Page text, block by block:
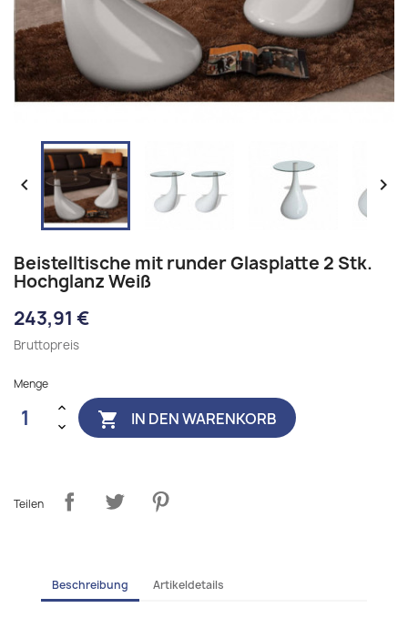
 
Beistelltische mit runder Glasplatte 2 Stk.
Hochglanz Weiß
243,91 €
Bruttopreis
Menge
 IN DEN WARENKORB
Teilen
Beschreibung Artikeldetails